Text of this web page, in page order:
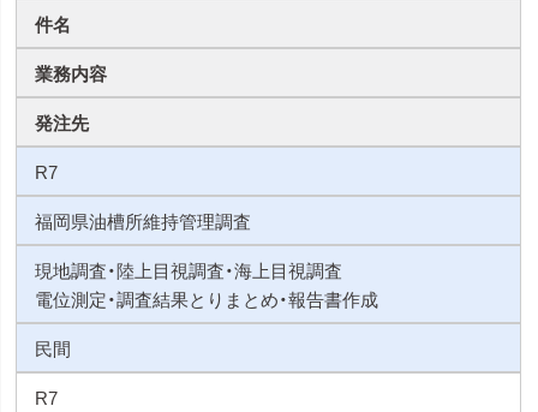
件名
業務内容
発注先
R7
福岡県油槽所維持管理調査
現地調査・陸上目視調査・海上目視調査
電位測定・調査結果とりまとめ・報告書作成
民間
R7